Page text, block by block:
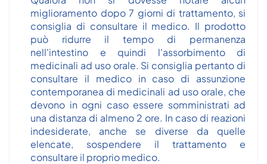
miglioramento dopo 7 giorni di trattamento, si
consiglia di consultare il medico. Il prodotto
può ridurre il tempo di permanenza
nell'intestino e quindi l'assorbimento di
medicinali ad uso orale. Si consiglia pertanto di
consultare il medico in caso di assunzione
contemporanea di medicinali ad uso orale, che
devono in ogni caso essere somministrati ad
una distanza di almeno 2 ore. In caso di reazioni
indesiderate, anche se diverse da quelle
elencate, sospendere il trattamento e
consultare il proprio medico.